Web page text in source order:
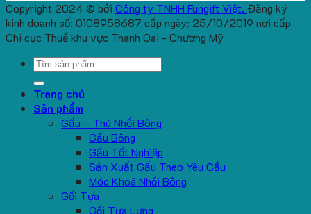
Copyright 2024 © bởi Công ty TNHH Fungift Việt. Đăng ký
kinh doanh số: 0108958687 cấp ngày: 25/10/2019 nơi cấp
Chi cục Thuế khu vực Thanh Oai - Chương Mỹ
Search
Trang chủ
Sản phẩm
Gấu – Thú Nhồi Bông
Gấu Bông
Gấu Tốt Nghiệp
Sản Xuất Gấu Theo Yêu Cầu
Móc Khoá Nhồi Bông
Gối Tựa
Gối Tựa Lưng